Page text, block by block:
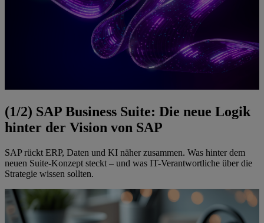
(1/2) SAP Business Suite: Die neue Logik
hinter der Vision von SAP
SAP rückt ERP, Daten und KI näher zusammen. Was hinter dem
neuen Suite-Konzept steckt – und was IT-Verantwortliche über die
Strategie wissen sollten.